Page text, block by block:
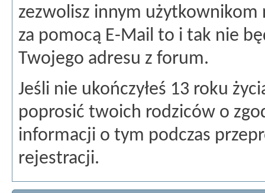
zezwolisz innym użytkownikom
za pomocą E-Mail to i tak nie
Twojego adresu z forum.
Jeśli nie ukończyłeś 13 roku
poprosić twoich rodziców o
informacji o tym podczas
rejestracji.